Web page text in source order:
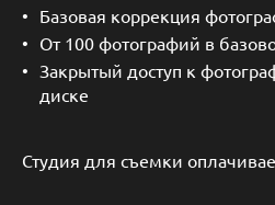
Базовая коррекция
От 100 фотографий в
Закрытый доступ к
диске
Студия для съемки